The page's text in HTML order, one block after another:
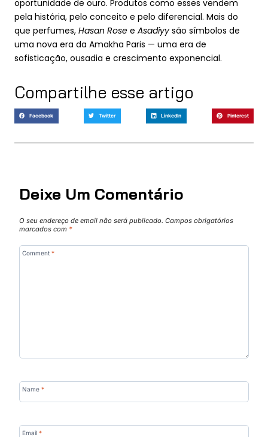
oportunidade de ouro. Produtos como esses vendem
pela história, pelo conceito e pelo diferencial. Mais do
que perfumes, Hasan Rose e Asadiyysão símbolos de
uma nova era da Amakha Paris — uma era de
sofisticação, ousadia e crescimento exponencial.
Compartilhe esse artigo
Facebook Twitter LinkedIn Pinterest
Deixe Um Comentário
O seu endereço de email não será publicado. Campos obrigatórios
marcados com *
Comment *
Name *
Email *